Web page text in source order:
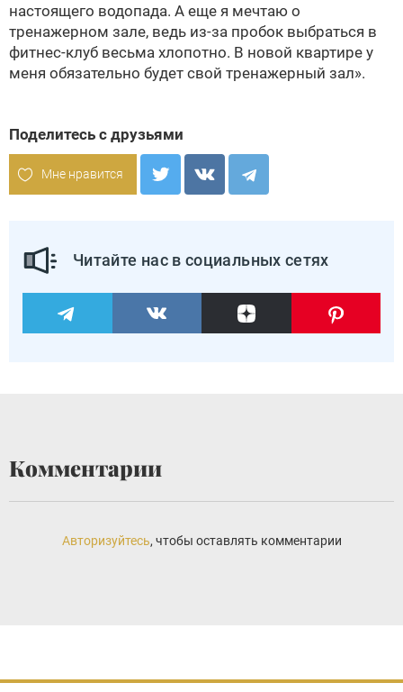
настоящего водопада. А еще я мечтаю о
тренажерном зале, ведь из-за пробок выбраться в
фитнес-клуб весьма хлопотно. В новой квартире у
меня обязательно будет свой тренажерный зал».
Поделитесь с друзьями
Мне нравится
Читайте нас в социальных сетях
Комментарии
Авторизуйтесь, чтобы оставлять комментарии